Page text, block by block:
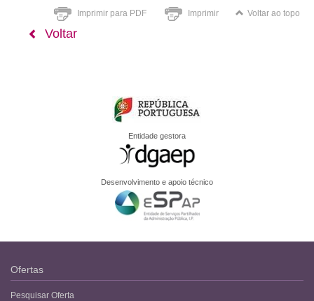
Imprimir para PDF Imprimir Voltar ao topo
Voltar
Entidade gestora
Desenvolvimento e apoio técnico
Ofertas
Pesquisar Oferta